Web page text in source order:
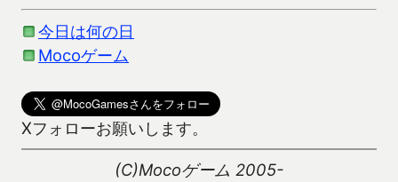
今日は何の日
Mocoゲーム
Xフォローお願いします。
(C)Mocoゲーム 2005-